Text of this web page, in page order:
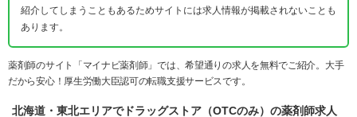
紹介してしまうこともあるためサイトには求人情報が掲載されないことも
あります。
薬剤師のサイト「マイナビ薬剤師」では、希望通りの求人を無料でご紹介。大手
だから安心！厚生労働大臣認可の転職支援サービスです。
北海道・東北エリアでドラッグストア（OTCのみ）の薬剤師求人